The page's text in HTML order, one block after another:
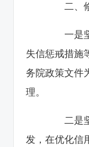
二、修
一是坚
失信惩戒措施
务院政策文件
理。
二是坚
发，在优化信